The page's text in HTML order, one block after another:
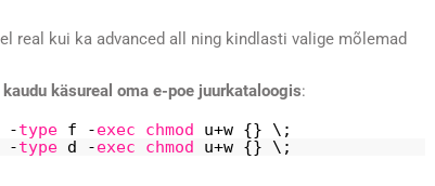
real kui ka advanced all ning kindlasti valige mõlemad
käsureal oma e-poe juurkataloogis:
-type f -exec chmod
u+w {} \;
-type d -exec chmod
u+w {} \;